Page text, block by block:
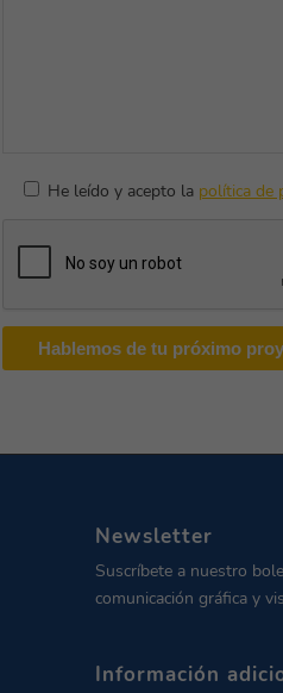
He leído y acepto la política de
Newsletter
Suscríbete a nuestro
comunicación gráfica y
Información